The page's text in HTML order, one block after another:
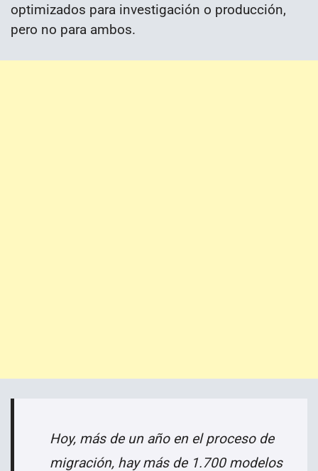
optimizados para investigación o producción,
pero no para ambos.
Hoy, más de un año en el proceso de
migración, hay más de 1.700 modelos